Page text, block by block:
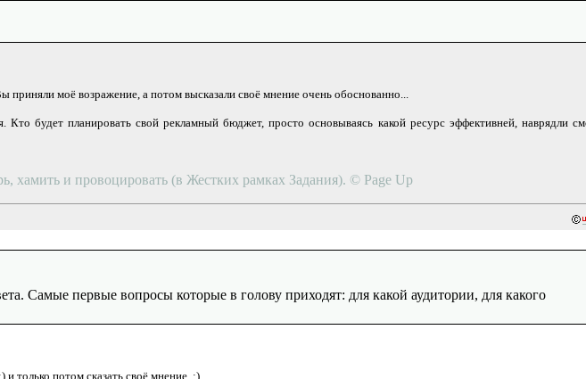
моё возражение, а потом высказали своё мнение очень обоснованно...
будет планировать свой рекламный бюджет, просто основываясь какой ресурс эффективней, наврядли
хамить и провоцировать (в Жестких рамках Задания). © Page Up
Самые первые вопросы которые в голову приходят: для какой аудитории, для какого
только потом сказать своё мнение. :)